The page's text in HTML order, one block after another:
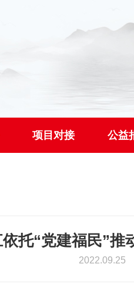
项目对接 公益
依托“党建福民”推
2022.09.25